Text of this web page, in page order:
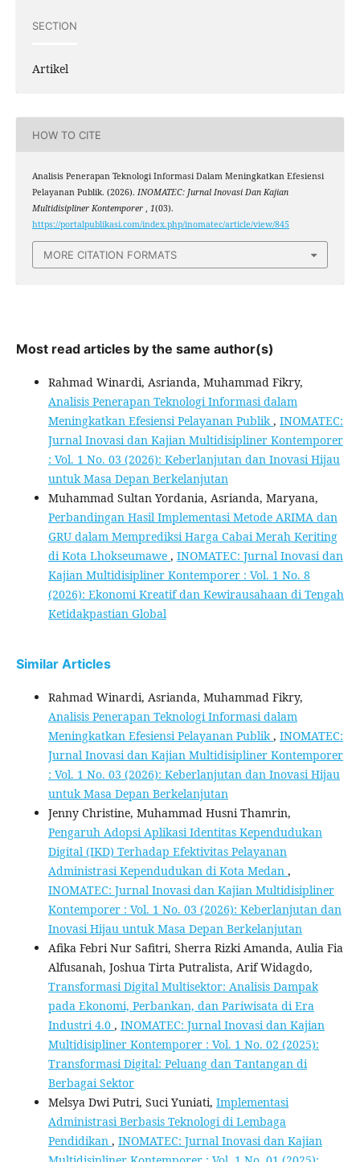
SECTION
Artikel
HOW TO CITE
Analisis Penerapan Teknologi Informasi Dalam Meningkatkan Efesiensi
Pelayanan Publik. (2026). INOMATEC: Jurnal Inovasi Dan Kajian
Multidisipliner Kontemporer , 1(03).
https://portalpublikasi.com/index.php/inomatec/article/view/845
MORE CITATION FORMATS
Most read articles by the same author(s)
Rahmad Winardi, Asrianda, Muhammad Fikry,
Analisis Penerapan Teknologi Informasi dalam
Meningkatkan Efesiensi Pelayanan Publik, INOMATEC:
Jurnal Inovasi dan Kajian Multidisipliner Kontemporer
: Vol. 1 No. 03 (2026): Keberlanjutan dan Inovasi Hijau
untuk Masa Depan Berkelanjutan
Muhammad Sultan Yordania, Asrianda, Maryana,
Perbandingan Hasil Implementasi Metode ARIMA dan
GRU dalam Memprediksi Harga Cabai Merah Keriting
di Kota Lhokseumawe , INOMATEC: Jurnal Inovasi dan
Kajian Multidisipliner Kontemporer : Vol. 1 No. 8
(2026): Ekonomi Kreatif dan Kewirausahaan di Tengah
Ketidakpastian Global
Similar Articles
Rahmad Winardi, Asrianda, Muhammad Fikry,
Analisis Penerapan Teknologi Informasi dalam
Meningkatkan Efesiensi Pelayanan Publik, INOMATEC:
Jurnal Inovasi dan Kajian Multidisipliner Kontemporer
: Vol. 1 No. 03 (2026): Keberlanjutan dan Inovasi Hijau
untuk Masa Depan Berkelanjutan
Jenny Christine, Muhammad Husni Thamrin,
Pengaruh Adopsi Aplikasi Identitas Kependudukan
Digital (IKD) Terhadap Efektivitas Pelayanan
Administrasi Kependudukan di Kota Medan ,
INOMATEC: Jurnal Inovasi dan Kajian Multidisipliner
Kontemporer : Vol. 1 No. 03 (2026): Keberlanjutan dan
Inovasi Hijau untuk Masa Depan Berkelanjutan
Afika Febri Nur Safitri, Sherra Rizki Amanda, Aulia Fia
Alfusanah, Joshua Tirta Putralista, Arif Widagdo,
Transformasi Digital Multisektor: Analisis Dampak
pada Ekonomi, Perbankan, dan Pariwisata di Era
Industri 4.0 , INOMATEC: Jurnal Inovasi dan Kajian
Multidisipliner Kontemporer : Vol. 1 No. 02 (2025):
Transformasi Digital: Peluang dan Tantangan di
Berbagai Sektor
Melsya Dwi Putri, Suci Yuniati, Implementasi
Administrasi Berbasis Teknologi di Lembaga
Pendidikan , INOMATEC: Jurnal Inovasi dan Kajian